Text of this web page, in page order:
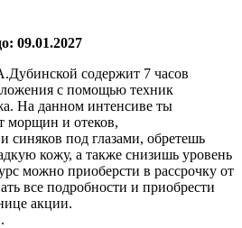
09.01.2027
содержит 7 часов
с помощью техник
На данном интенсиве ты
морщин и отеков,
под глазами, обретешь
кожу, а также снизишь уровень
можно приоберсти в рассрочку от
все подробности и приобрести
акции.